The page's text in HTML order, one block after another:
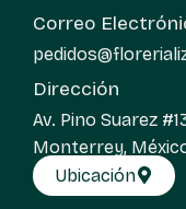
Correo
Dirección
Av. Pino Suarez
Monterrey,
Ubicación